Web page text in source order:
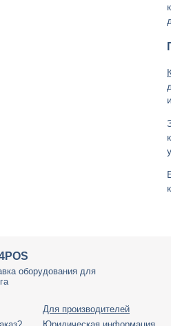
оборудования для
Для производителей